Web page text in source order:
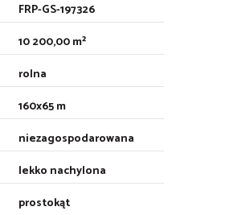
FRP-GS-197326
10 200,00 m²
rolna
160x65 m
niezagospodarowana
lekko nachylona
prostokąt